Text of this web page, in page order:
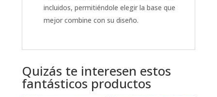
incluidos, permitiéndole elegir la base que
mejor combine con su diseño.
Quizás te interesen estos
fantásticos productos